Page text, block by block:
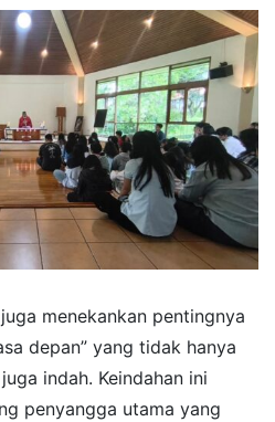
menekankan pentingnya
depan” yang tidak hanya
indah. Keindahan ini
penyangga utama yang